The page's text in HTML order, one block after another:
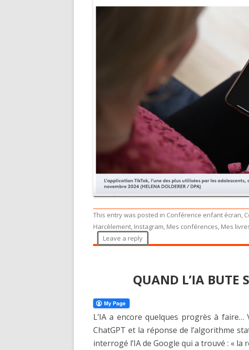
This entry was posted in Conférence enfant écran,
Harcèlement, Instagram, Mes conférences, Mes
Leave a reply
QUAND L’IA BUTE
L’IA a encore quelques progrès à
ChatGPT et la réponse de l’algorithme
interrogé l’IA de Google qui a trouvé : « la